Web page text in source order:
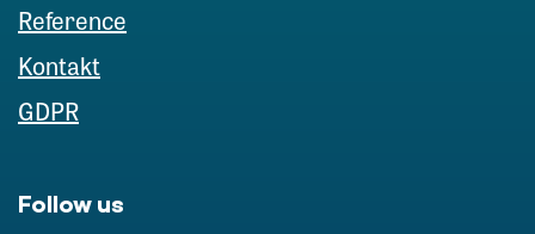
Reference
Kontakt
GDPR
Follow us